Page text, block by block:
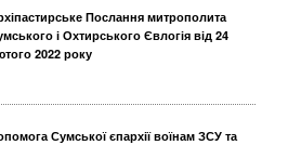
Послання митрополита
і Охтирського Євлогія від 24
2022 року
Сумської єпархії воїнам ЗСУ та